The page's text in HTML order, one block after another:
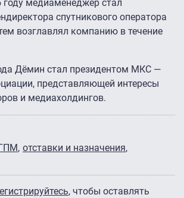
году медиаменеджер стал
спутникового оператора
возглавлял компанию в течение
Дёмин стал президентом МКС —
представляющей интересы
и медиахолдингов.
ГПМ отставки и назначения
, чтобы оставлять